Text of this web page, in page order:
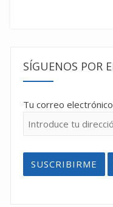
SÍGUENOS POR
Tu correo